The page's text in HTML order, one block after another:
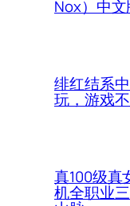
Nox）中
绯红结系
玩，游戏
真100级真
机全职业